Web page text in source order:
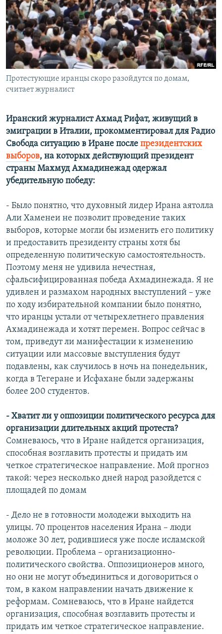
РАСПИСАНИЕ ВЕЩАНИЯ
ПОДПИШИТЕСЬ НА РАССЫЛКУ
СОЦИАЛЬНЫЕ СЕТИ
Все сайты РСЕ/РС
Протестующие иранцы скоро разойдутся по домам,
считает журналист
Иранский журналист Ахмад Рифат, живущий в
эмиграции в Италии, прокомментировал для Радио
Свобода ситуацию в Иране после президентских
выборов, на которых действующий президент
страны Махмуд Ахмадинежадодержал
убедительную победу:
- Было понятно, что духовный лидер Ирана аятолла
Али Хаменеи не позволит проведение таких
выборов, которые могли бы изменить его политику
и предоставить президенту страны хотя бы
определенную политическую самостоятельность.
Поэтому меня не удивила нечестная,
сфальсифицированная победа Ахмадинежада. Я не
удивлен и размахом народных выступлений – уже
по ходу избирательной компании было понятно,
что иранцы устали от четырехлетнего правления
Ахмадинежада и хотят перемен. Вопрос сейчас в
том, приведут ли манифестации к изменению
ситуации или массовые выступления будут
подавлены, как случилось в ночь на понедельник,
когда в Тегеране и Исфахане были задержаны
более 200 студентов.
- Хватит ли у оппозиции политического ресурса для
организации длительных акций протеста?
Сомневаюсь, что в Иране найдется организация,
способная возглавить протесты и придать им
четкое стратегическое направление. Мой прогноз
такой: через несколько дней народ разойдется с
площадей по домам
- Дело не в готовности молодежи выходить на
улицы. 70 процентов населения Ирана – люди
моложе 30 лет, родившиеся уже после исламской
революции. Проблема – организационно-
политического свойства. Оппозиционеров много,
но они не могут объединиться и договориться о
том, в каком направлении начать движение к
реформам. Сомневаюсь, что в Иране найдется
организация, способная возглавить протесты и
придать им четкое стратегическое направление.